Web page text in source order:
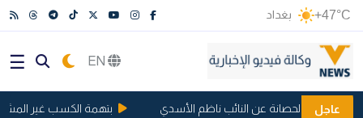
+47°C بغداد
عاجل
رفع الحصانة عن النائب ناظم الأسدي بتهمة الكسب غير